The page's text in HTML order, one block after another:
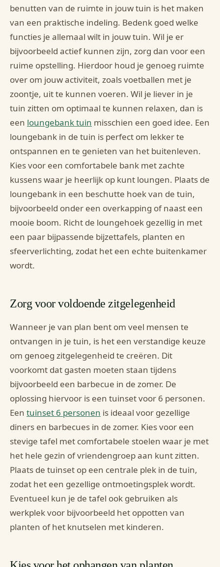
benutten van de ruimte in jouw tuin is het maken
van een praktische indeling. Bedenk goed welke
functies je allemaal wilt in jouw tuin. Wil je er
bijvoorbeeld actief kunnen zijn, zorg dan voor een
ruime opstelling. Hierdoor houd je genoeg ruimte
over om jouw activiteit, zoals voetballen met je
zoontje, uit te kunnen voeren. Wil je liever in je
tuin zitten om optimaal te kunnen relaxen, dan is
een loungebank tuin misschien een goed idee. Een
loungebank in de tuin is perfect om lekker te
ontspannen en te genieten van het buitenleven.
Kies voor een comfortabele bank met zachte
kussens waar je heerlijk op kunt loungen. Plaats de
loungebank in een beschutte hoek van de tuin,
bijvoorbeeld onder een overkapping of naast een
mooie boom. Richt de loungehoek gezellig in met
een paar bijpassende bijzettafels, planten en
sfeerverlichting, zodat het een echte buitenkamer
wordt.
Zorg voor voldoende zitgelegenheid
Wanneer je van plan bent om veel mensen te
ontvangen in je tuin, is het een verstandige keuze
om genoeg zitgelegenheid te creëren. Dit
voorkomt dat gasten moeten staan tijdens
bijvoorbeeld een barbecue in de zomer. De
oplossing hiervoor is een tuinset voor 6 personen.
Een tuinset 6 personen is ideaal voor gezellige
diners en barbecues in de zomer. Kies voor een
stevige tafel met comfortabele stoelen waar je met
het hele gezin of vriendengroep aan kunt zitten.
Plaats de tuinset op een centrale plek in de tuin,
zodat het een gezellige ontmoetingsplek wordt.
Eventueel kun je de tafel ook gebruiken als
werkplek voor bijvoorbeeld het oppotten van
planten of het knutselen met kinderen.